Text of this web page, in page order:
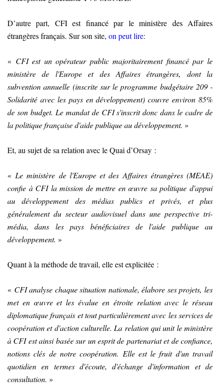
D’autre part, CFI est financé par le ministère des Affaires
étrangères français. Sur son site, on peut lire:
« CFI est un opérateur public majoritairement financé par le
ministère de l'Europe et des Affaires étrangères, dont la
subvention annuelle (inscrite sur le programme budgétaire 209 -
Solidarité avec les pays en développement) couvre environ 85%
de son budget. Le mandat de CFI s'inscrit donc dans le cadre de
la politique française d'aide publique au développement. »
Et, au sujet de sa relation avec le Quai d’Orsay :
«Le ministère de l'Europe et des Affaires étrangères (MEAE)
confie à CFI la mission de mettre en œuvre sa politique d'appui
au développement des médias publics et privés, et plus
généralement du secteur audiovisuel dans une perspective tri-
média, dans les pays bénéficiaires de l'aide publique au
développement. »
Quant à la méthode de travail, elle est explicitée :
« CFI analyse chaque situation nationale, élabore ses projets, les
met en œuvre et les évalue en étroite relation avec le réseau
diplomatique français et tout particulièrement avec les services de
coopération et d'action culturelle. La relation qui unit le ministère
à CFI est ainsi basée sur un esprit de partenariat et de confiance,
notions clés de notre coopération. Elle est le fruit d'un travail
quotidien en termes d'écoute, d'échange d'information et de
consultation. »